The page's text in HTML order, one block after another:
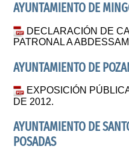
AYUNTAMIENTO DE
DECLARACIÓN DE
PATRONAL A
AYUNTAMIENTO DE
EXPOSICIÓN
DE 2012.
AYUNTAMIENTO DE
POSADAS